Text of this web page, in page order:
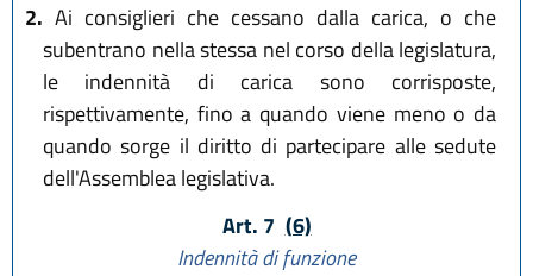
2. Ai consiglieri che cessano dalla carica, o che
subentrano nella stessa nel corso della legislatura,
le indennità di carica sono corrisposte,
rispettivamente, fino a quando viene meno o da
quando sorge il diritto di partecipare alle sedute
dell'Assemblea legislativa.
Art. 7 (6)
Indennità di funzione